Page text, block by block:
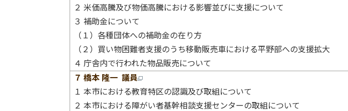
２ 米価高騰及び物価高騰における影響並びに支援について
３ 補助金について
（１）各種団体への補助金の在り方
（２）買い物困難者支援のうち移動販売車における平野部への支援拡大
４ 庁舎内で行われた物品販売について
７ 橋本 隆一 議員
１ 本市における教育特区の認識及び取組について
２ 本市における障がい者基幹相談支援センターの取組について